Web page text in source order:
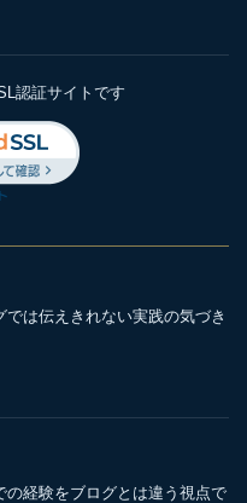
認証サイトです
は伝えきれない実践の気づき
経験をブログとは違う視点で